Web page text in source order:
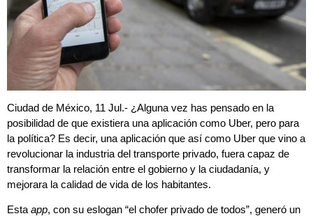
Ciudad de México, 11 Jul.- ¿Alguna vez has pensado en la
posibilidad de que existiera una aplicación como Uber, pero para
la política? Es decir, una aplicación que así como Uber que vino a
revolucionar la industria del transporte privado, fuera capaz de
transformar la relación entre el gobierno y la ciudadanía, y
mejorara la calidad de vida de los habitantes.
Estaapp, con su eslogan “el chofer privado de todos”, generó un